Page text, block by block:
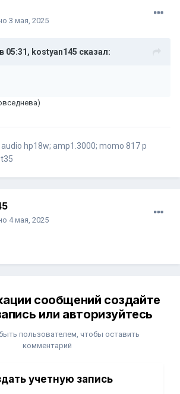
3 мая, 2025
05:31, kostyan145 сказал:
hp18w; amp1.3000; momo 817 p
4 мая, 2025
сообщений создайте
или авторизуйтесь
пользователем, чтобы оставить
комментарий
учетную запись